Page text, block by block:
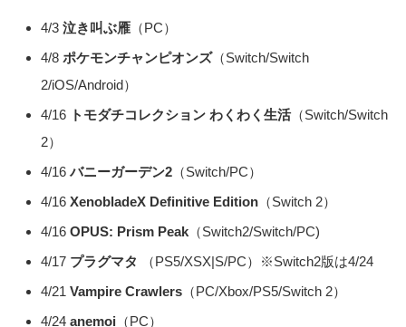
4/3 泣き叫ぶ雁 （PC）
4/8 ポケモンチャンピオンズ（Switch/Switch
2/iOS/Android）
4/16 トモダチコレクション わくわく生活（Switch/Switch
2）
4/16 バニーガーデン2 （Switch/PC）
4/16 XenobladeX Definitive Edition （Switch 2）
4/16 OPUS: Prism Peak （Switch2/Switch/PC)
4/17 プラグマタ
（PS5/XSX|S/PC）※Switch2版は4/24
4/21 Vampire Crawlers （PC/Xbox/PS5/Switch 2）
4/24 anemoi （PC）